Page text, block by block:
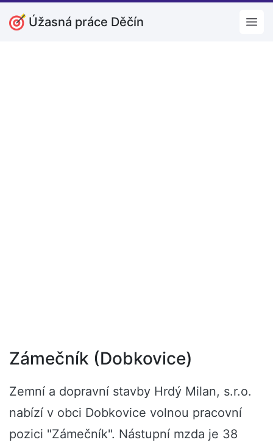
Úžasná práce Děčín
Zámečník (Dobkovice)
Zemní a dopravní stavby Hrdý Milan, s.r.o.
nabízí v obci Dobkovice volnou pracovní
pozici "Zámečník". Nástupní mzda je 38